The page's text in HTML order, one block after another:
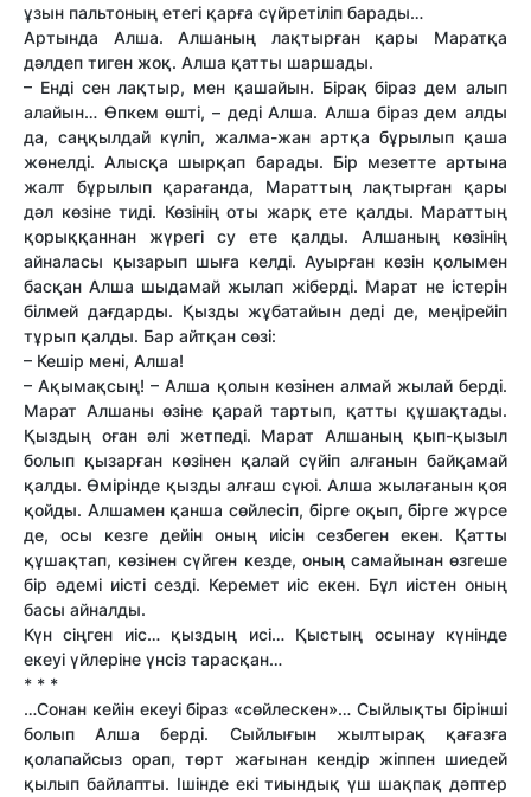
ұзын пальтоның етегі қарға сүйретіліп барады…
Артында Алша. Алшаның лақтырған қары Маратқа
дәлдеп тиген жоқ. Алша қат­ты шаршады.
– Енді сен лақтыр, мен қашайын. Бірақ біраз дем алып
алайын… Өпкем өшті, – деді Алша. Алша біраз дем алды
да, саңқылдай күліп, жалма-жан артқа бұрылып қаша
жөнелді. Алысқа шырқап барады. Бір мезет­те артына
жалт бұрылып қарағанда, Марат­тың лақтырған қары
дәл көзіне тиді. Көзінің оты жарқ ете қалды. Марат­тың
қорыққаннан жүрегі су ете қалды. Алшаның көзінің
айналасы қызарып шыға келді. Ауырған көзін қолымен
басқан Алша шыдамай жылап жіберді. Марат не істерін
білмей дағдарды. Қызды жұбатайын деді де, меңірейіп
тұрып қалды. Бар айтқан сөзі:
– Кешір мені, Алша!
– Ақымақсың! – Алша қолын көзінен алмай жылай берді.
Марат Алшаны өзіне қарай тартып, қат­ты құшақтады.
Қыздың оған әлі жетпеді. Марат Алшаның қып-қызыл
болып қызарған көзінен қалай сүйіп алғанын байқамай
қалды. Өмірінде қызды алғаш сүюі. Алша жылағанын қоя
қойды. Алшамен қанша сөйлесіп, бірге оқып, бірге жүрсе
де, осы кезге дейін оның иісін сезбеген екен. Қат­ты
құшақтап, көзінен сүйген кез­де, оның самайынан өзгеше
бір әдемі иісті сезді. Керемет иіс екен. Бұл иістен оның
басы айналды.
Күн сіңген иіс… қыздың исі… Қыстың осынау күнінде
екеуі үйлеріне үнсіз тарасқан…
* * *
…Сонан кейін екеуі біраз «сөйлескен»… Сыйлықты бірінші
болып Алша берді. Сыйлығын жылтырақ қағазға
қолапайсыз орап, төрт жағынан кендір жіппен шиедей
қылып байлапты. Ішінде екі тиындық үш шақпақ дәптер